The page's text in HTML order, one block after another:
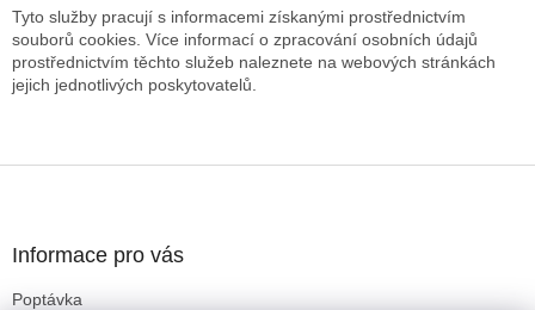
Tyto služby pracují s informacemi získanými prostřednictvím
souborů cookies. Více informací o zpracování osobních údajů
prostřednictvím těchto služeb naleznete na webových stránkách
jejich jednotlivých poskytovatelů.
Informace pro vás
Poptávka